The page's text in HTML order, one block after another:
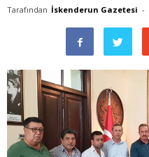
Tarafından İskenderun Gazetesi -